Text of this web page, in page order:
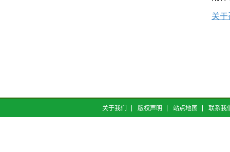
关
关于我们 版权声明 站点地图 联系我